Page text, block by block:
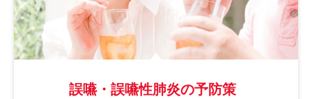
誤嚥・誤嚥性肺炎の予防策